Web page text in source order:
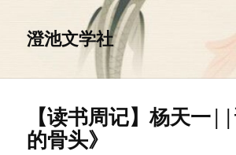
澄池文学社
【读书周记】杨天一
的骨头》